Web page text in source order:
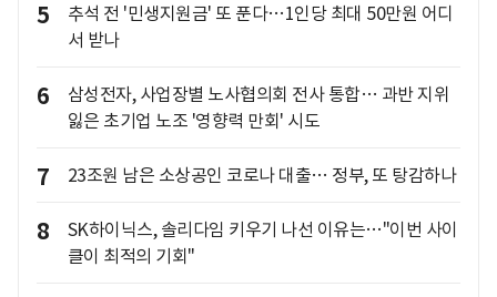
5
추석 전 '민생지원금' 또 푼다…1인당 최대 50만원 어디
서 받나
6
삼성전자, 사업장별 노사협의회 전사 통합… 과반 지위
잃은 초기업 노조 '영향력 만회' 시도
7 23조원 남은 소상공인 코로나 대출… 정부, 또 탕감하나
8
SK하이닉스, 솔리다임 키우기 나선 이유는…"이번 사이
클이 최적의 기회"